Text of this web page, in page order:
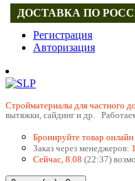
Регистрация
Авторизация
Cтройматериалы для частного
вытяжки, сайдинг и др.
Бронируйте товар
Заказ через менеджеров:
Сейчас, 8.08 (22:37)
ДОСТАВКА ПО